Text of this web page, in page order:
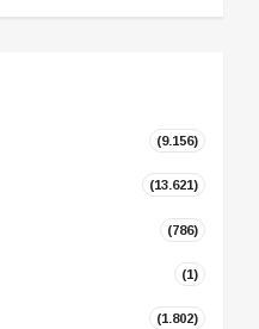
(9.156)
(13.621)
(786)
(1)
(1.802)